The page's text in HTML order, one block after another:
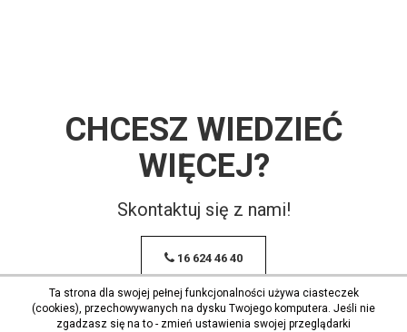
CHCESZ WIEDZIEĆ
WIĘCEJ?
Skontaktuj się z nami!
16 624 46 40
Ta strona dla swojej pełnej funkcjonalności używa ciasteczek
(cookies), przechowywanych na dysku Twojego komputera. Jeśli nie
zgadzasz się na to - zmień ustawienia swojej przeglądarki